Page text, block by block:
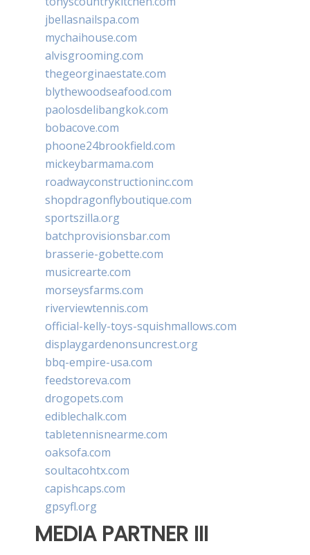
jbellasnailspa.com
mychaihouse.com
alvisgrooming.com
thegeorginaestate.com
blythewoodseafood.com
paolosdelibangkok.com
bobacove.com
phoone24brookfield.com
mickeybarmama.com
roadwayconstructioninc.com
shopdragonflyboutique.com
sportszilla.org
batchprovisionsbar.com
brasserie-gobette.com
musicrearte.com
morseysfarms.com
riverviewtennis.com
official-kelly-toys-squishmallows.com
displaygardenonsuncrest.org
bbq-empire-usa.com
feedstoreva.com
drogopets.com
ediblechalk.com
tabletennisnearme.com
oaksofa.com
soultacohtx.com
capishcaps.com
gpsyfl.org
MEDIA PARTNER III